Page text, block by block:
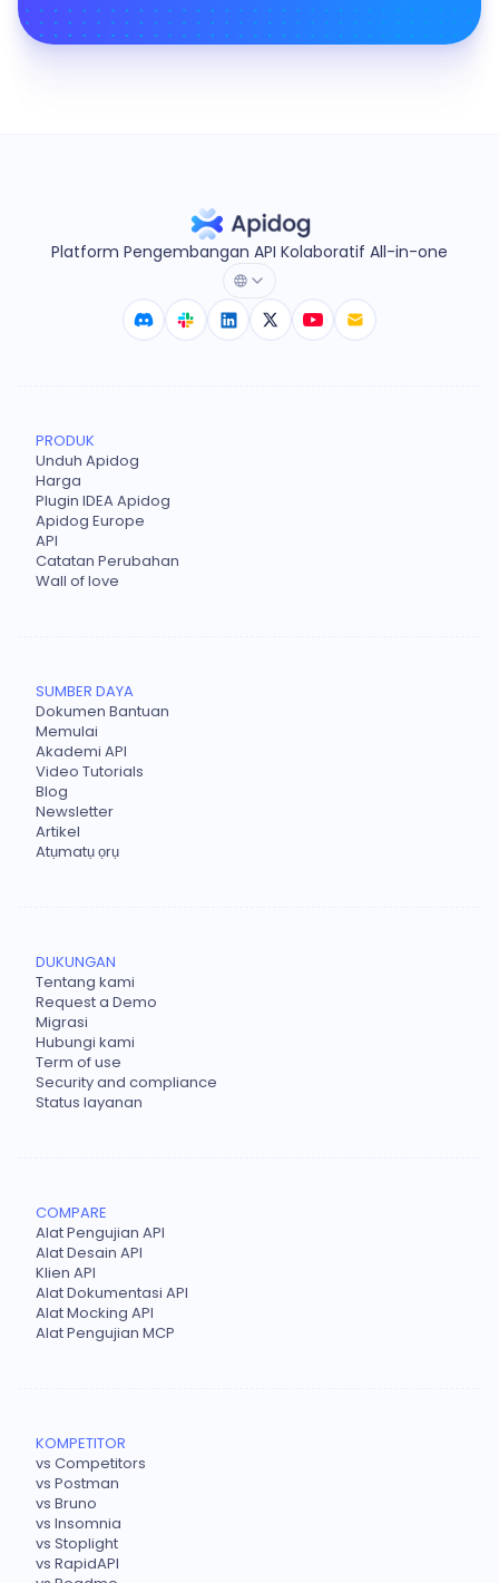
Platform Pengembangan API Kolaboratif All-in-one
PRODUK
Unduh Apidog
Harga
Plugin IDEA Apidog
Apidog Europe
API
Catatan Perubahan
Wall of love
SUMBER DAYA
Dokumen Bantuan
Memulai
Akademi API
Video Tutorials
Blog
Newsletter
Artikel
Atụmatụ ọrụ
DUKUNGAN
Tentang kami
Request a Demo
Migrasi
Hubungi kami
Term of use
Security and compliance
Status layanan
COMPARE
Alat Pengujian API
Alat Desain API
Klien API
Alat Dokumentasi API
Alat Mocking API
Alat Pengujian MCP
KOMPETITOR
vs Competitors
vs Postman
vs Bruno
vs Insomnia
vs Stoplight
vs RapidAPI